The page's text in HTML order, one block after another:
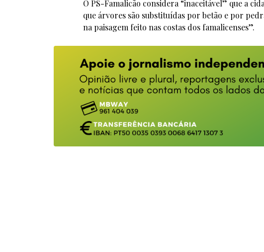
O PS-Famalicão considera “inaceitável” que a
que árvores são substituídas por betão e por
na paisagem feito nas costas dos famalicenses”.